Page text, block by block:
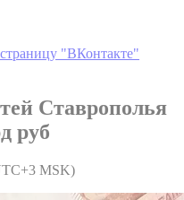
"ВКонтакте"
Ставрополья
руб
MSK)